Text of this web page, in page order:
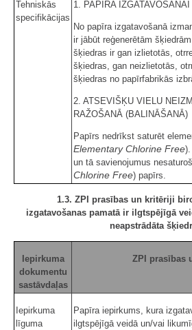
Tehniskās
specifikācijas
1. PAPĪRA
No papīra izgatavošanā
ir jābūt reģenerētām
šķiedras ir gan izlietotās,
šķiedras, gan neizlietotās,
šķiedras no papīrfabrikās
2. ATSEVIŠĶU VIELU
RAŽOŠANĀ (BALINĀŠANĀ)
Papīrs nedrīkst saturēt
Elementary Chlorine Free
un tā savienojumus
Chlorine Free) papīrs.
1.3. ZPI prasības un kritēriji
izgatavošanas pamatā ir ilgtspējīgā
neapstrādāta
Iepirkuma
dokumentu
sastāvdaļas
ZPI prasības
Iepirkuma
līguma
Papīra iepirkums, kura
ilgtspējīgā veidā un/vai